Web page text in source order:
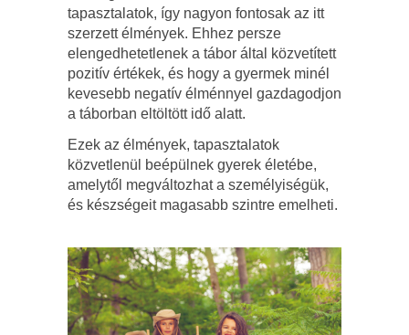
tapasztalatok, így nagyon fontosak az itt
szerzett élmények. Ehhez persze
elengedhetetlenek a tábor által közvetített
pozitív értékek, és hogy a gyermek minél
kevesebb negatív élménnyel gazdagodjon
a táborban eltöltött idő alatt.
Ezek az élmények, tapasztalatok
közvetlenül beépülnek gyerek életébe,
amelytől megváltozhat a személyiségük,
és készségeit magasabb szintre emelheti.